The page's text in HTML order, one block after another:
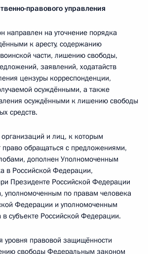
правового управления
направлен на уточнение порядка
к аресту, содержанию
части, лишению свободы,
заявлений, ходатайств
цензуры корреспонденции,
осуждёнными, а также
осуждёнными к лишению свободы
средств.
и лиц, к которым
обращаться с предложениями,
дополнен Уполномоченным
в Российской Федерации,
Президенте Российской Федерации
уполномоченным по правам человека
Федерации и уполномоченным
субъекте Российской Федерации.
уровня правовой защищённости
свободы Федеральным законом